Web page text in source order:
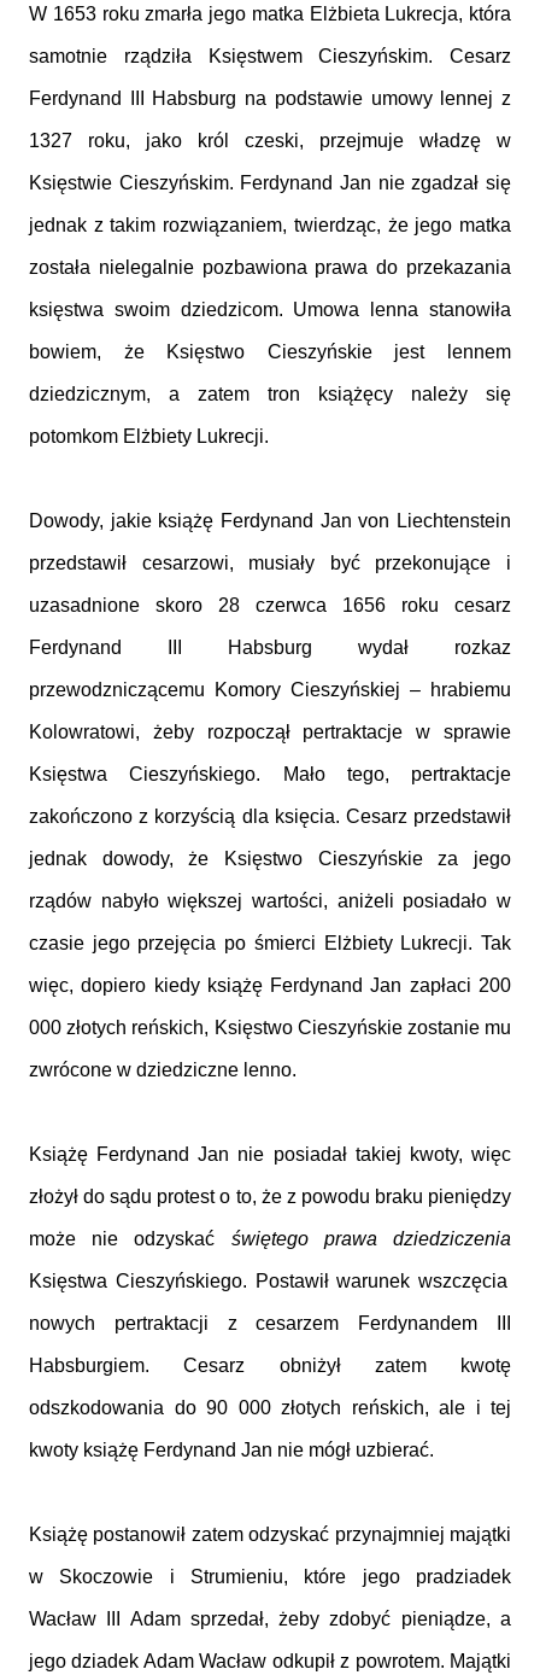
W 1653 roku zmarła jego matka Elżbieta Lukrecja, która
samotnie rządziła Księstwem Cieszyńskim. Cesarz
Ferdynand III Habsburg na podstawie umowy lennej z
1327 roku, jako król czeski, przejmuje władzę w
Księstwie Cieszyńskim. Ferdynand Jan nie zgadzał się
jednak z takim rozwiązaniem, twierdząc, że jego matka
została nielegalnie pozbawiona prawa do przekazania
księstwa swoim dziedzicom. Umowa lenna stanowiła
bowiem, że Księstwo Cieszyńskie jest lennem
dziedzicznym, a zatem tron książęcy należy się
potomkom Elżbiety Lukrecji.
Dowody, jakie książę Ferdynand Jan von Liechtenstein
przedstawił cesarzowi, musiały być przekonujące i
uzasadnione skoro 28 czerwca 1656 roku cesarz
Ferdynand III Habsburg wydał rozkaz
przewodzniczącemu Komory Cieszyńskiej – hrabiemu
Kolowratowi, żeby rozpoczął pertraktacje w sprawie
Księstwa Cieszyńskiego. Mało tego, pertraktacje
zakończono z korzyścią dla księcia. Cesarz przedstawił
jednak dowody, że Księstwo Cieszyńskie za jego
rządów nabyło większej wartości, aniżeli posiadało w
czasie jego przejęcia po śmierci Elżbiety Lukrecji. Tak
więc, dopiero kiedy książę Ferdynand Jan zapłaci 200
000 złotych reńskich, Księstwo Cieszyńskie zostanie mu
zwrócone w dziedziczne lenno.
Książę Ferdynand Jan nie posiadał takiej kwoty, więc
złożył do sądu protest o to, że z powodu braku pieniędzy
może nie odzyskać świętego prawa dziedziczenia
Księstwa Cieszyńskiego. Postawił warunek wszczęcia
nowych pertraktacji z cesarzem Ferdynandem III
Habsburgiem. Cesarz obniżył zatem kwotę
odszkodowania do 90 000 złotych reńskich, ale i tej
kwoty książę Ferdynand Jan nie mógł uzbierać.
Książę postanowił zatem odzyskać przynajmniej majątki
w Skoczowie i Strumieniu, które jego pradziadek
Wacław III Adam sprzedał, żeby zdobyć pieniądze, a
jego dziadek Adam Wacław odkupił z powrotem. Majątki